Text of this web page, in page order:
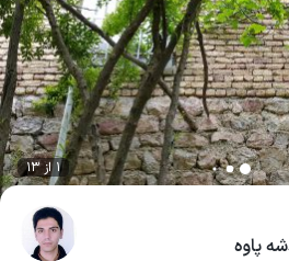
1 از 13
پاوه